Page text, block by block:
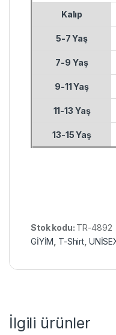
Kalıp
5-7 Yaş
7-9 Yaş
9-11 Yaş
11-13 Yaş
13-15 Yaş
Stok kodu: TR-4892
GİYİM T-Shirt
İlgili ürünler